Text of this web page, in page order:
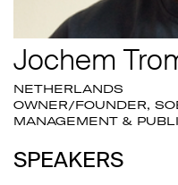
Jochem
NETHERLANDS
OWNER/FOUNDER,
MANAGEMENT &
SPEAKERS